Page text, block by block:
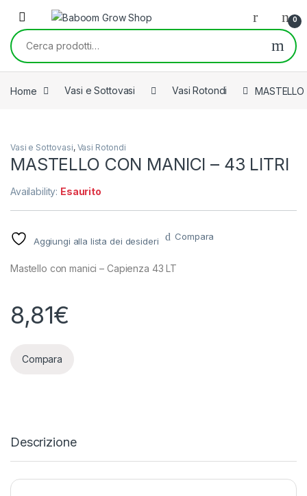
Skip to navigation
Skip to content
0
Cerca:
Home Vasi e Sottovasi Vasi Rotondi
Vasi e Sottovasi, Vasi Rotondi
MASTELLO CON MANICI – 43 LITRI
Availability: Esaurito
Aggiungi alla lista dei desideri Compara
Mastello con manici – Capienza 43 LT
8,81€
Compara
Descrizione